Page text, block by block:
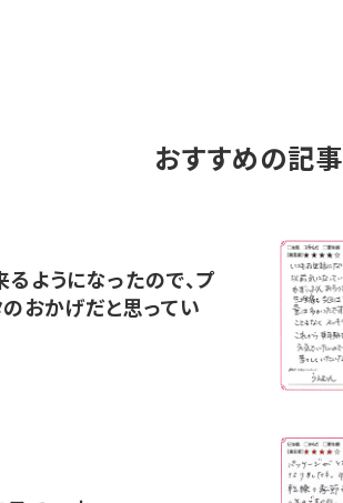
おすすめの記事
ようになったので、プ
おかげだと思ってい